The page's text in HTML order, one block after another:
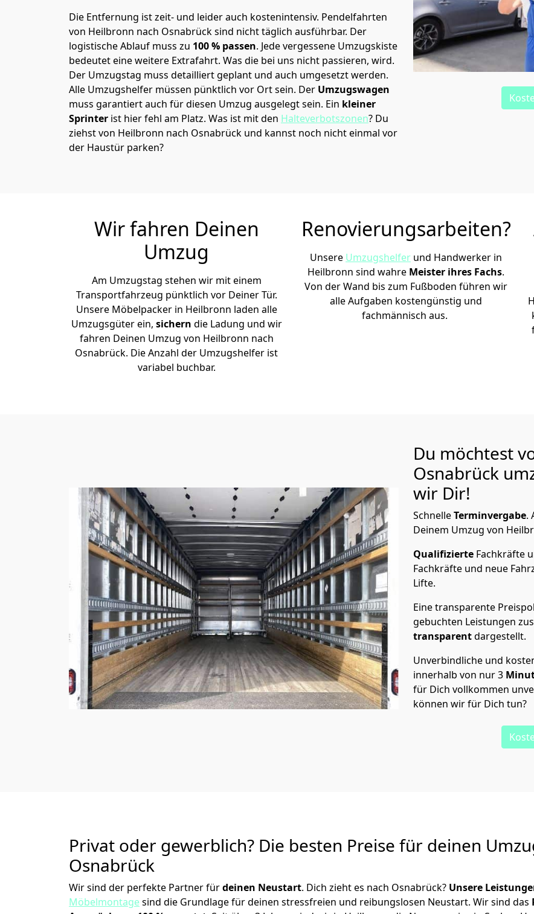
Die Entfernung ist zeit- und leider auch kostenintensiv. Pendelfahrten
von Heilbronn nach Osnabrück sind nicht täglich ausführbar. Der
logistische Ablauf muss zu 100 % passen. Jede vergessene Umzugskiste
bedeutet eine weitere Extrafahrt. Was die bei uns nicht passieren, wird.
Der Umzugstag muss detailliert geplant und auch umgesetzt werden.
Alle Umzugshelfer müssen pünktlich vor Ort sein. Der Umzugswagen
muss garantiert auch für diesen Umzug ausgelegt sein. Ein kleiner
Sprinter ist hier fehl am Platz. Was ist mit den Halteverbotszonen? Du
ziehst von Heilbronn nach Osnabrück und kannst noch nicht einmal vor
der Haustür parken?
Wir fahren Deinen
Umzug
Am Umzugstag stehen wir mit einem
Transportfahrzeug pünktlich vor Deiner Tür.
Unsere Möbelpacker in Heilbronn laden alle
Umzugsgüter ein, sichern die Ladung und wir
fahren Deinen Umzug von Heilbronn nach
Osnabrück. Die Anzahl der Umzugshelfer ist
variabel buchbar.
Renovierungsarbeiten?
Unsere Umzugshelfer und Handwerker in
Heilbronn sind wahre Meister ihres Fachs.
Von der Wand bis zum Fußboden führen wir
alle Aufgaben kostengünstig und
fachmännisch aus.
Du möchtest
Osnabrück
wir Dir!
SchnelleTerminvergabe.
Deinem Umzug von
Qualifizierte Fachkräfte
Fachkräfte und neue
Lifte.
Eine transparente
gebuchten Leistungen
transparentdargestellt.
Unverbindliche und
innerhalb von nur3
für Dich vollkommen
können wir für Dich tun?
Privat oder gewerblich? Die besten Preise für deinen
Osnabrück
Wir sind der perfekte Partner fürdeinen Neustart. Dich zieht es nach Osnabrück? Unsere
Möbelmontagesind die Grundlage für deinen stressfreien und reibungslosen Neustart. Wir sind das